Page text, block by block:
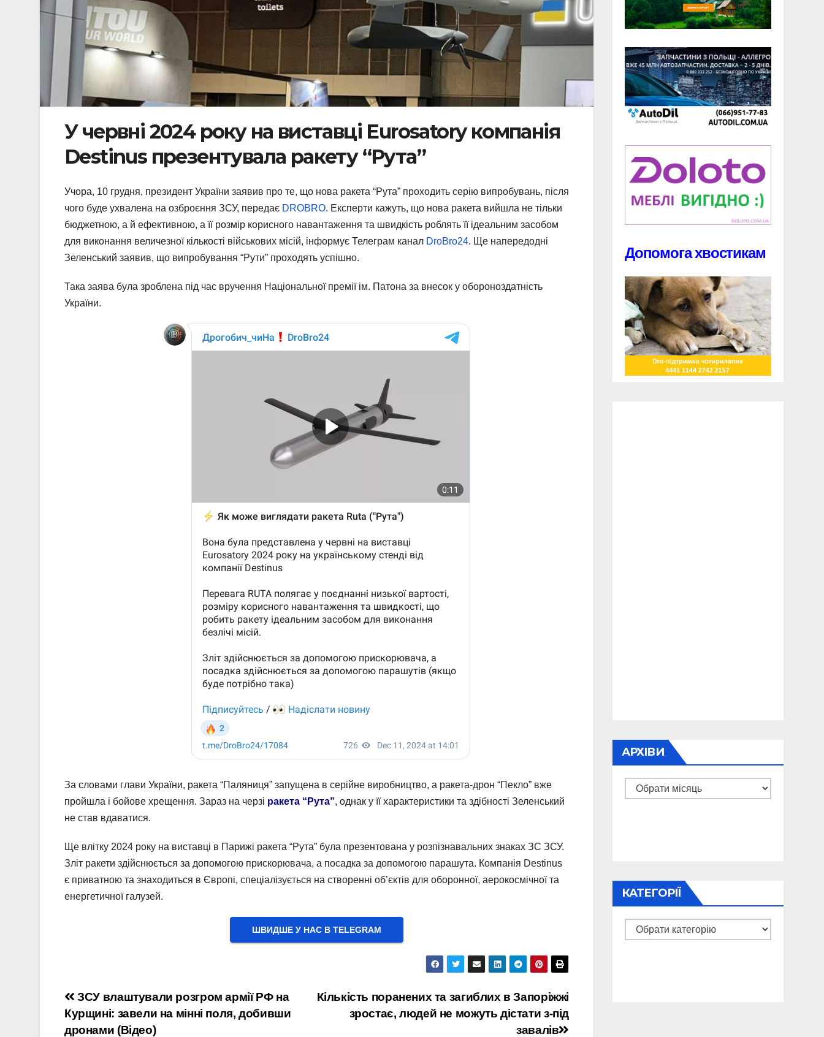
У червні 2024 року на виставці Eurosatory компанія
Destinus презентувала ракету “Рута”
Учора, 10 грудня, президент України заявив про те, що нова ракета “Рута” проходить серію випробувань, після
чого буде ухвалена на озброєння ЗСУ, передає DROBRO. Експерти кажуть, що нова ракета вийшла не тільки
бюджетною, а й ефективною, а її розмір корисного навантаження та швидкість роблять її ідеальним засобом
для виконання величезної кількості військових місій, інформує Телеграм канал DroBro24. Ще напередодні
Зеленський заявив, що випробування “Рути” проходять успішно.
Така заява була зроблена під час вручення Національної премії ім. Патона за внесок у обороноздатність
України.
За словами глави України, ракета “Паляниця” запущена в серійне виробництво, а ракета-дрон “Пекло” вже
пройшла і бойове хрещення. Зараз на черзі ракета “Рута”, однак у її характеристики та здібності Зеленський
не став вдаватися.
Ще влітку 2024 року на виставці в Парижі ракета “Рута” була презентована у розпізнавальних знаках ЗС ЗСУ.
Зліт ракети здійснюється за допомогою прискорювача, а посадка за допомогою парашута. Компанія Destinus
є приватною та знаходиться в Європі, спеціалізується на створенні об’єктів для оборонної, аерокосмічної та
енергетичної галузей.
ШВИДШЕ У НАС В ТELEGRAM
Навігація
записів
Кількість поранених та загиблих в Запоріжжі
зростає, людей не можуть дістати з-під
завалів
ЗСУ влаштували розгром армії РФ на
Курщині: завели на мінні поля, добивши
дронами (Відео)
Допомога хвостикам
АРХІВИ
Архіви
КАТЕГОРІЇ
Категорії